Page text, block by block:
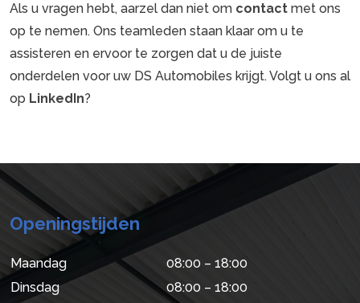
Als u vragen hebt, aarzel dan niet om contact met ons
op te nemen. Ons teamleden staan klaar om u te
assisteren en ervoor te zorgen dat u de juiste
onderdelen voor uw DS Automobiles krijgt. Volgt u ons al
op LinkedIn?
Openingstijden
Maandag
08:00 – 18:00
Dinsdag
08:00 – 18:00